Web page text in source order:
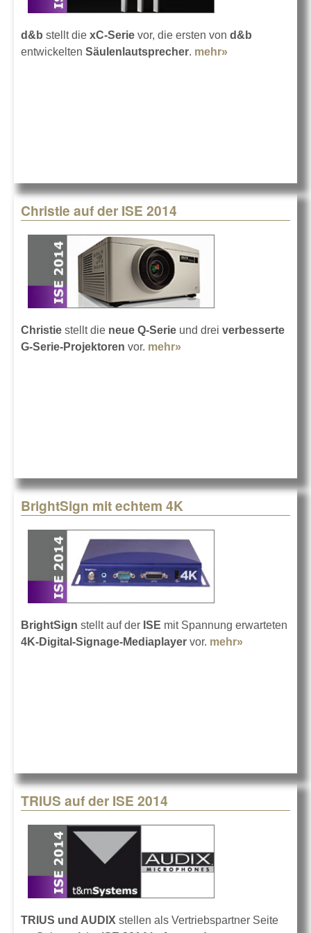
d&b stellt die xC-Serie vor, die ersten von d&b
entwickelten Säulenlautsprecher. mehr»
Christie auf der ISE 2014
Christie stellt die neue Q-Serie und drei verbesserte
G-Serie-Projektoren vor. mehr»
BrightSign mit echtem 4K
BrightSign stellt auf der ISE mit Spannung erwarteten
4K-Digital-Signage-Mediaplayer vor. mehr»
TRIUS auf der ISE 2014
TRIUS und AUDIX stellen als Vertriebspartner Seite